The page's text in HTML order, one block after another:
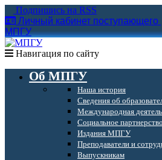
Подпишись на RSS
Личный кабинет поступающего
МПГУ
Навигация по сайту
Об МПГУ
Наша история
Сведения об
Международная
Социальное партнерство
Издания МПГУ
Преподаватели и
Выпускникам